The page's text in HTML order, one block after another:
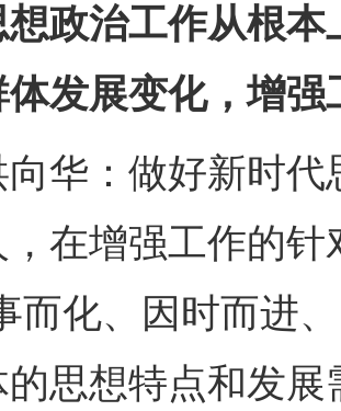
治工作从根本
发展变化，增
：做好新时代
，在增强工作的
而化、因时而进
的思想特点和发展